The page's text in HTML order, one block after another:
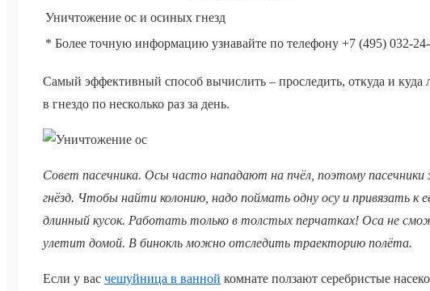
Уничтожение ос и осиных гнезд
* Более точную информацию узнавайте по телефону +7 (495) 032-
Самый эффективный способ вычислить – проследить, откуда и
в гнездо по несколько раз за день.
Совет пасечника. Осы часто нападают на пчёл, поэтому
гнёзд. Чтобы найти колонию, надо поймать одну осу и привязать к
длинный кусок. Работать только в толстых перчатках! Оса не
улетит домой. В бинокль можно отследить траекторию полёта.
Если у вас чешуйница в ванной комнате ползают серебристые